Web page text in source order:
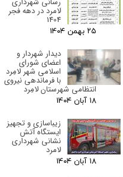
لامرد در دهه فجر
1404
۲۵ بهمن ۰۴
دیدار شهردار و
اعضای شورای
اسلامی شهر لامِرد
با فرماندهی نیروی
انتظامی شهرستان لامِرد
۱۸ آبان ۰۴
زیباسازی و تجهیز
ایستگاه آتش
نشانی شهرداری
لامرد
۱۸ آبان ۰۴